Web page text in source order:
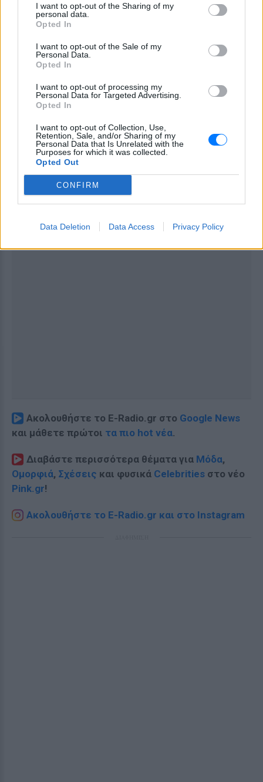
I want to opt-out of the Sharing of my
personal data.
Opted In
I want to opt-out of the Sale of my
Personal Data.
Opted In
I want to opt-out of processing my
Personal Data for Targeted Advertising.
Opted In
I want to opt-out of Collection, Use,
Retention, Sale, and/or Sharing of my
Personal Data that Is Unrelated with the
Purposes for which it was collected.
Opted Out
CONFIRM
Data Deletion Data Access Privacy Policy
Ο στόχος είναι κοντά, γι’ αυτό μην
αφήσετε την κούραση να υπονομεύσει
Αποφύγετε τους θεατρινισμούς και
ΔΙΑΦΗΜΙΣΗ
Ακολουθήστε το E-Radio.gr στο Google News
και μάθετε πρώτοι τα πιο hot νέα.
Διαβάστε περισσότερα θέματα για Μόδα,
Ομορφιά, Σχέσεις και φυσικά Celebrities στο νέο
Pink.gr!
Ακολουθήστε το E-Radio.gr και στο Instagram